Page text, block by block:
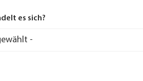
es sich?